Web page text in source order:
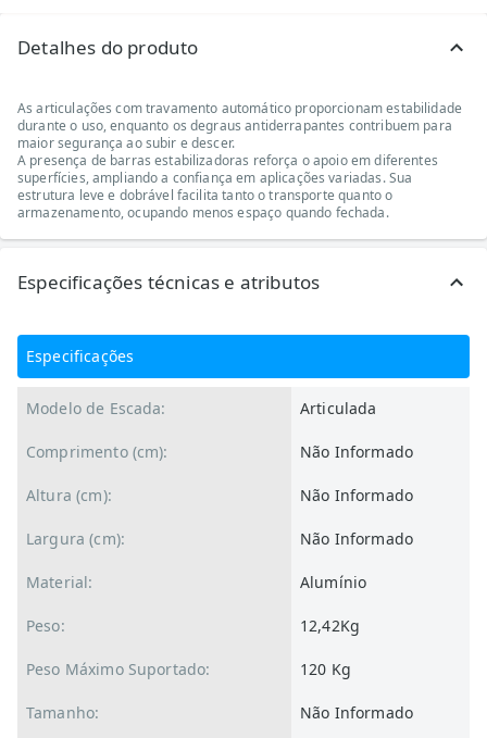
Detalhes do produto
As articulações com travamento automático proporcionam estabilidade
durante o uso, enquanto os degraus antiderrapantes contribuem para
maior segurança ao subir e descer.
A presença de barras estabilizadoras reforça o apoio em diferentes
superfícies, ampliando a confiança em aplicações variadas. Sua
estrutura leve e dobrável facilita tanto o transporte quanto o
armazenamento, ocupando menos espaço quando fechada.
Especificações técnicas e atributos
Especificações
Modelo de Escada: Articulada
Comprimento (cm): Não Informado
Altura (cm): Não Informado
Largura (cm): Não Informado
Material: Alumínio
Peso: 12,42Kg
Peso Máximo Suportado: 120 Kg
Tamanho: Não Informado